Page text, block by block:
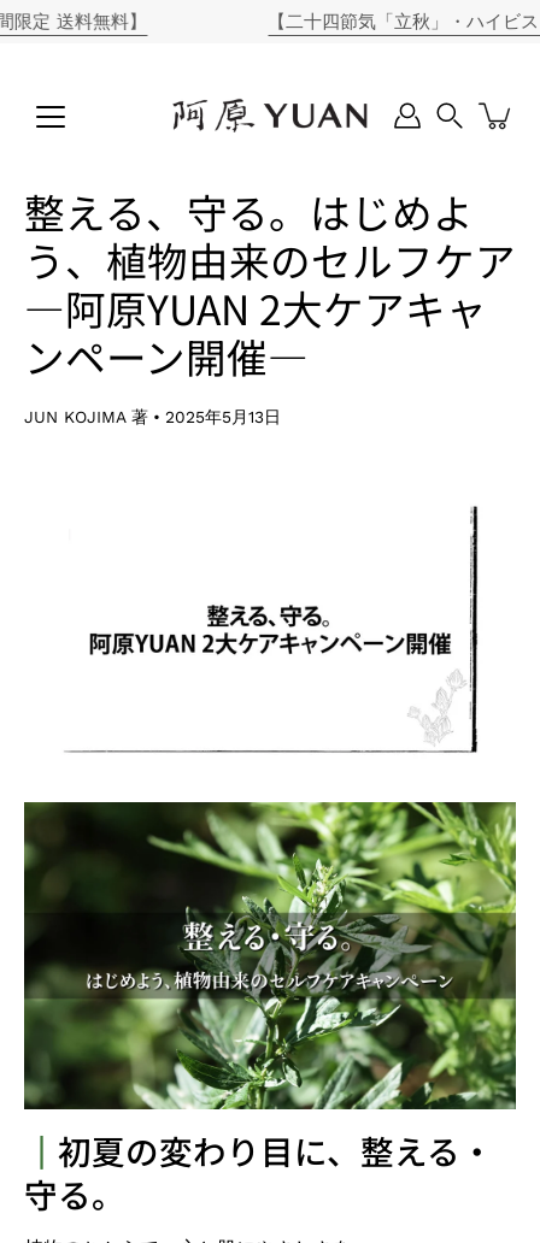
コ
ン
料無料】 【二十四節気「立秋」・ハイビスカス
整える、守る。はじめよ
う、植物由来のセルフケア
―阿原YUAN 2大ケアキャ
ンペーン開催―
JUN KOJIMA 著 2025年5月13日
┃ 初夏の変わり目に、整える・
守る。